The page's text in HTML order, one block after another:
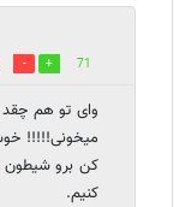
71
وای تو هم
میخونی!!!!!
کن برو شیطون
کنیم.